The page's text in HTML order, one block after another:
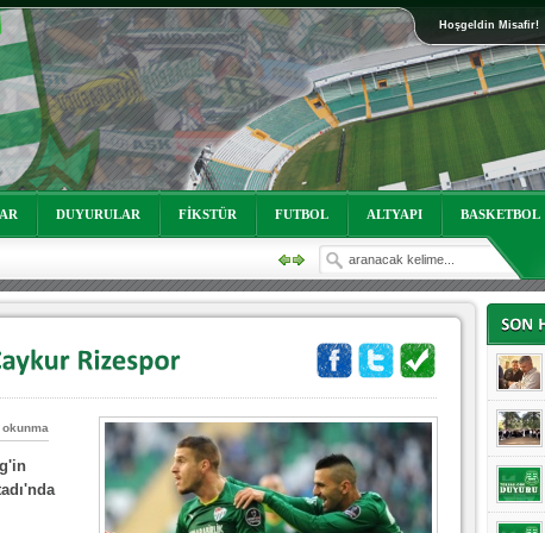
Hoşgeldin Misafir!
DUYURULAR FİKSTÜR FUTBOL ALTYAPI BASKETBOL
okunma